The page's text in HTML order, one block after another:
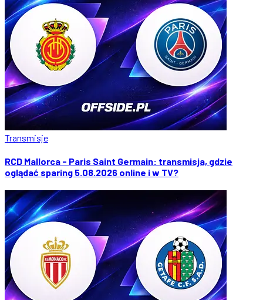
Transmisje
RCD Mallorca - Paris Saint Germain: transmisja, gdzie
oglądać sparing 5.08.2026 online i w TV?